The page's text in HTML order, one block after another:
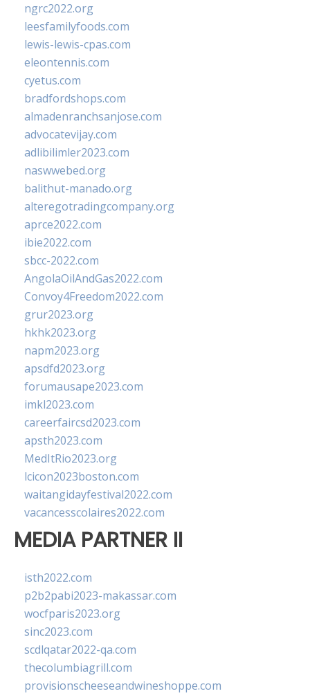
ngrc2022.org
leesfamilyfoods.com
lewis-lewis-cpas.com
eleontennis.com
cyetus.com
bradfordshops.com
almadenranchsanjose.com
advocatevijay.com
adlibilimler2023.com
naswwebed.org
balithut-manado.org
alteregotradingcompany.org
aprce2022.com
ibie2022.com
sbcc-2022.com
AngolaOilAndGas2022.com
Convoy4Freedom2022.com
grur2023.org
hkhk2023.org
napm2023.org
apsdfd2023.org
forumausape2023.com
imkl2023.com
careerfaircsd2023.com
apsth2023.com
MedItRio2023.org
lcicon2023boston.com
waitangidayfestival2022.com
vacancesscolaires2022.com
MEDIA PARTNER II
isth2022.com
p2b2pabi2023-makassar.com
wocfparis2023.org
sinc2023.com
scdlqatar2022-qa.com
thecolumbiagrill.com
provisionscheeseandwineshoppe.com